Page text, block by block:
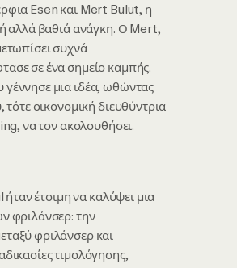
Esen και Mert Bulut, η
αλλά βαθιά ανάγκη. Ο Mert,
συχνά
σε ένα σημείο καμπής.
μια ιδέα, ωθώντας
οικονομική διευθύντρια
να τον ακολουθήσει.
ήταν έτοιμη να καλύψει μια
φριλάνσερ: την
φριλάνσερ και
τιμολόγησης,